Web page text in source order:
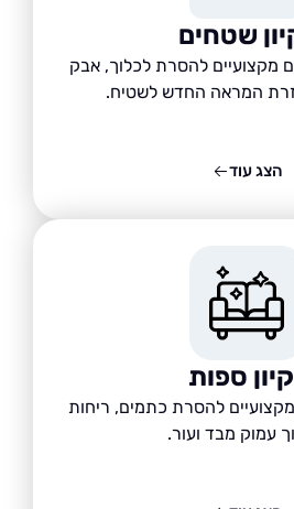
להסרת לכלוך, אבק
החדש לשטיח.
להסרת כתמים, ריחות
ועור.